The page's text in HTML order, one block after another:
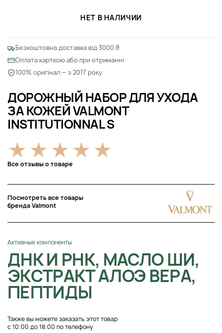
ДОРОЖНЫЙ НАБОР ДЛЯ УХОДА
ЗА КОЖЕЙ VALMONT
INSTITUTIONNAL S
Все отзывы о товаре
Посмотреть все товары
бренда Valmont
Активные компоненты
ДНК И РНК, МАСЛО ШИ,
ЭКСТРАКТ АЛОЭ ВЕРА,
ПЕПТИДЫ
Также вы можете заказать этот товар
с 10:00 до 18:00 по телефону
НЕТ В НАЛИЧИИ
Безкоштовна доставка від 3000 ₴
Оплата карткою або при отриманні
100% оригінал — з 2017 року